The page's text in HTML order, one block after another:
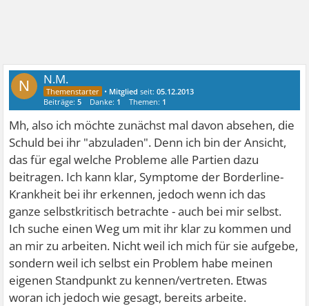
N N.M.
• Mitglied seit:05.12.2013
Beiträge:5 Danke: 1 Themen: 1
Mh, also ich möchte zunächst mal davon absehen, die
Schuld bei ihr "abzuladen". Denn ich bin der Ansicht,
das für egal welche Probleme alle Partien dazu
beitragen. Ich kann klar, Symptome der Borderline-
Krankheit bei ihr erkennen, jedoch wenn ich das
ganze selbstkritisch betrachte - auch bei mir selbst.
Ich suche einen Weg um mit ihr klar zu kommen und
an mir zu arbeiten. Nicht weil ich mich für sie aufgebe,
sondern weil ich selbst ein Problem habe meinen
eigenen Standpunkt zu kennen/vertreten. Etwas
woran ich jedoch wie gesagt, bereits arbeite.